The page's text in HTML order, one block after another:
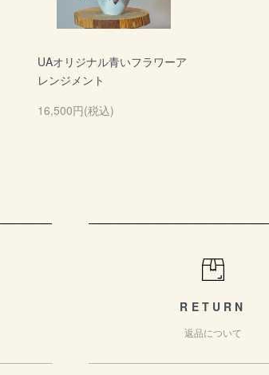
UAオリジナル青いフラワーア
レンジメント
16,500円(税込)
RETURN
返品について